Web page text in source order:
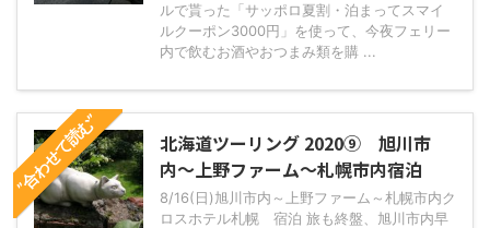
ルで貰った「サッポロ夏割・泊まってスマイ
ルクーポン3000円」を使って、今夜フェリー
内で飲むお酒やおつまみ類を購 ...
”合わせて読む”
北海道ツーリング 2020⑨ 旭川市
内～上野ファーム～札幌市内宿泊
8/16(日)旭川市内～上野ファーム～札幌市内ク
ロスホテル札幌 宿泊 旅も終盤、旭川市内早